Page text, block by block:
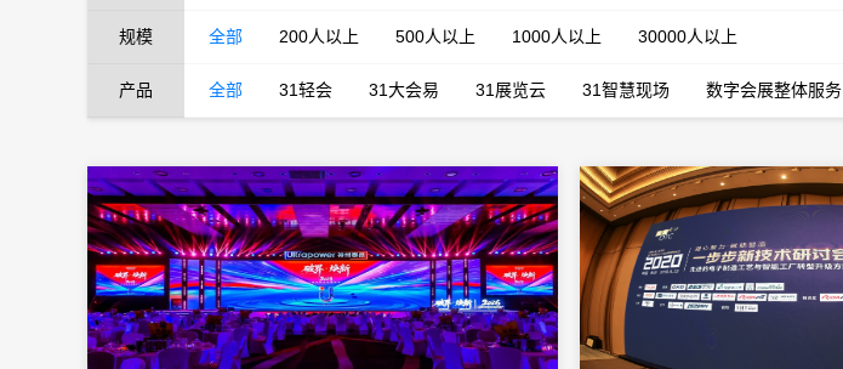
规模 全部 200人以上 500人以上 1000人以上 30000人以上
产品 全部 31轻会 31大会易 31展览云 31智慧现场 数字会展整体服务